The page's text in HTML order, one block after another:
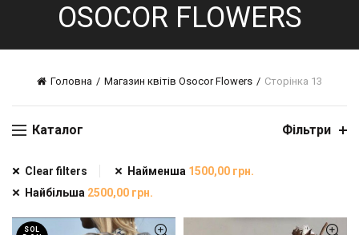
OSOCOR FLOWERS
Головна Магазин квітів Osocor Flowers Сторінка 13
Каталог Фільтри
Clear filters Найменша 1500,00 грн.
Найбільша 2500,00 грн.
SOL